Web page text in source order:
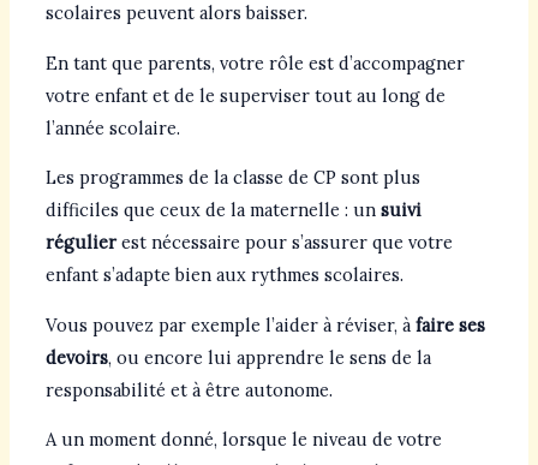
scolaires peuvent alors baisser.
En tant que parents, votre rôle est d’accompagner
votre enfant et de le superviser tout au long de
l’année scolaire.
Les programmes de la classe de CP sont plus
difficiles que ceux de la maternelle : un suivi
régulierest nécessaire pour s’assurer que votre
enfant s’adapte bien aux rythmes scolaires.
Vous pouvez par exemple l’aider à réviser, à faire ses
devoirs, ou encore lui apprendre le sens de la
responsabilité et à être autonome.
A un moment donné, lorsque le niveau de votre